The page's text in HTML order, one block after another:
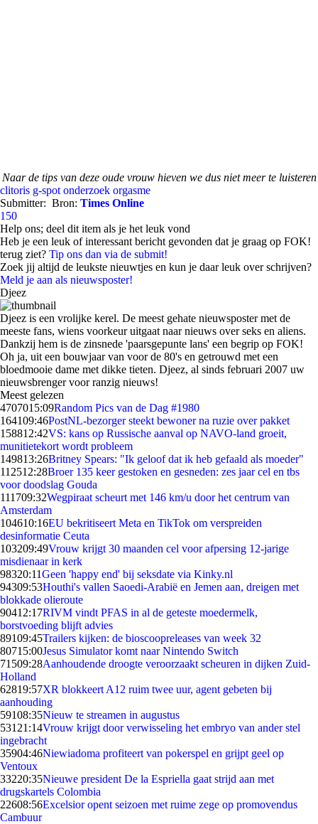
Naar de tips van deze oude vrouw hieven we dus niet meer te luisteren
clitoris g-spot onderzoek orgasme
Submitter: Bron: Times Online
150
Help ons; deel dit item als je het leuk vond
Heb je een leuk of interessant bericht gevonden dat je graag op FOK!
terug ziet? Tip ons dan via de submit!
Zoek jij altijd de leukste nieuwtjes en kun je daar leuk over schrijven?
Meld je aan als nieuwsposter!
Djeez
Djeez is een vrolijke kerel. De meest gehate nieuwsposter met de
meeste fans, wiens voorkeur uitgaat naar nieuws over seks en aliens.
Dankzij hem is de zinsnede 'paarsgepunte lans' een begrip op FOK!
Oh ja, uit een bouwjaar van voor de 80's en getrouwd met een
bloedmooie dame met dikke tieten. Djeez, al sinds februari 2007 uw
nieuwsbrenger voor ranzig nieuws!
Meest gelezen
4707015:09Random Pics van de Dag #1980
164109:46PostNL-bezorger steekt bewoner na ruzie over pakket
158812:42VS: kans op Russische aanval op NAVO-land groeit,
munitietekort wordt probleem
149813:26Britney Spears: "Ik geloof dat ik heb gefaald als moeder"
112512:28Broer 135 keer gestoken en gesneden: zes jaar cel en tbs
voor doodslag Gouda
111709:32Wegpiraat scheurt met 146 km/u door het centrum van
Amsterdam
104610:16EU bekritiseert Meta en TikTok om verspreiden
desinformatie Ceuta
103209:49Vrouw krijgt 30 maanden cel voor afpersing 12-jarige
misdienaar in kerk
98320:11Geen 'happy end' bij seksdate via Kinky.nl
94309:53Houthi's vallen Saoedi-Arabië en Jemen aan, dreigen met
blokkade olieroute
90412:17RIVM vindt PFAS in al de geteste moedermelk,
borstvoeding blijft advies
89109:45Trailers kijken: de bioscoopreleases van week 32
80715:00Jesus Simulator komt naar Nintendo Switch
71509:28Aanhoudende droogte veroorzaakt scheuren in dijken Zuid-
Holland
62819:57XR blokkeert A12 ruim twee uur, agent gebeten bij
aanhouding
59108:35Nieuw te streamen in augustus
531 21:14Vrouw krijgt door verwisseling het embryo van ander stel
ingebracht
35904:46Niewiadoma profiteert van pokerspel en grijpt geel op
Ventoux
33220:35Nieuwe president De la Espriella gaat strijd aan met
drugskartels Colombia
22608:56Excelsior opent seizoen met ruime zege op promovendus
Cambuur